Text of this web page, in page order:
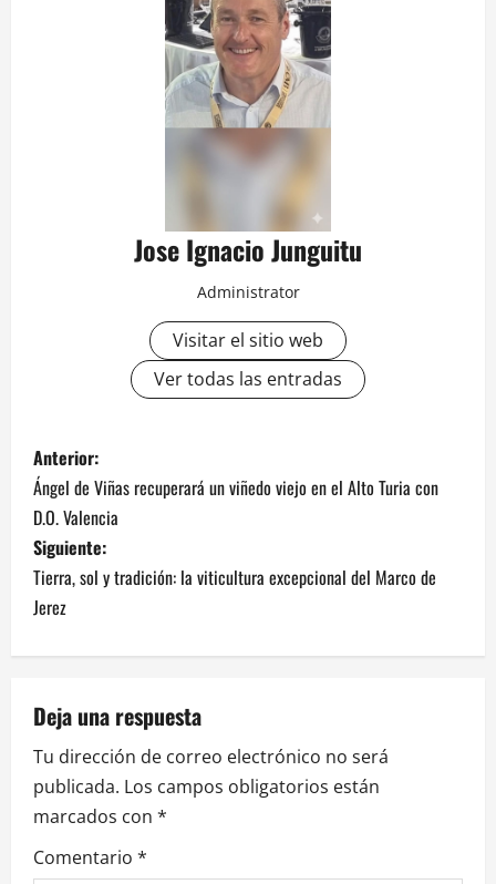
Jose Ignacio Junguitu
Administrator
Visitar el sitio web
Ver todas las entradas
N
a
v
e
g
a
c
i
ó
Anterior:
Ángel de Viñas recuperará un viñedo viejo en el Alto Turia con
D.O. Valencia
Siguiente:
Tierra, sol y tradición: la viticultura excepcional del Marco de
Jerez
Deja una respuesta
Tu dirección de correo electrónico no será
publicada. Los campos obligatorios están
marcados con *
Comentario *